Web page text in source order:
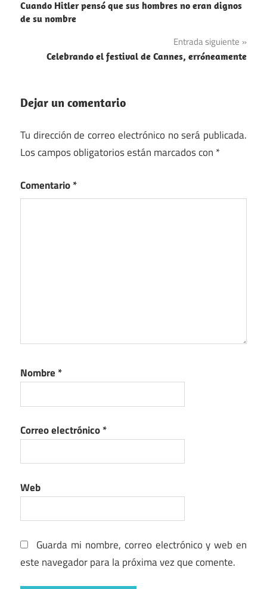
de
Cuando Hitler pensó que sus hombres no eran dignos
de su nombre
Entrada siguiente
Celebrando el festival de Cannes, erróneamente
Dejar un comentario
Tu dirección de correo electrónico no será publicada.
Los campos obligatorios están marcados con *
Comentario*
Nombre *
Correo electrónico*
Web
Guarda mi nombre, correo electrónico y web en
este navegador para la próxima vez que comente.